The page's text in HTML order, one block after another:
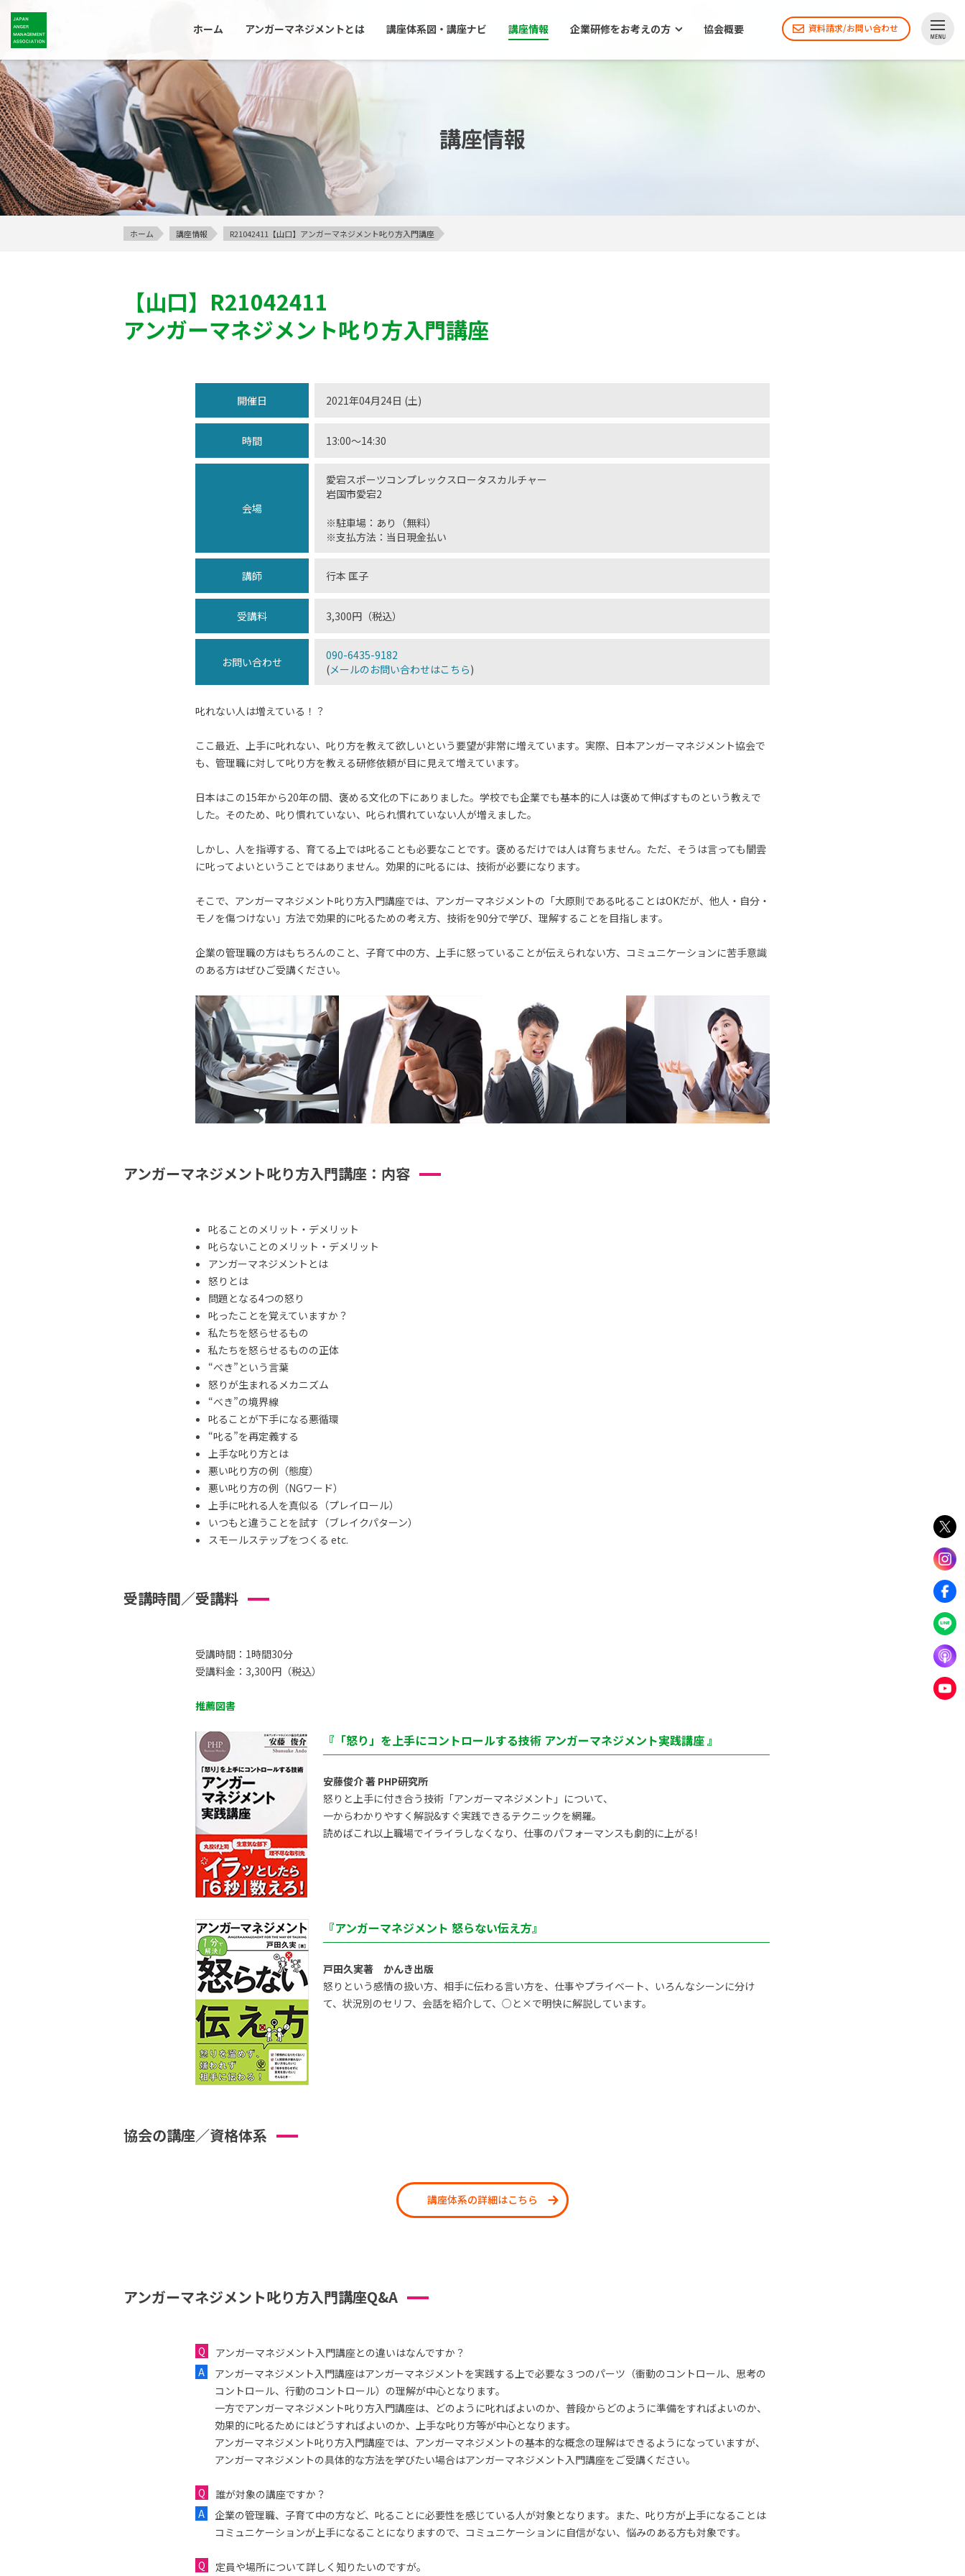
ホーム アンガーマネジメントとは 講座体系図・講座ナビ 講座情報 企業研修をお考えの方 協会概要 資料請求/お問い合わせ
講座情報
ホーム 講座情報 R21042411【山口】アンガーマネジメント叱り方入門講座
【山口】 R21042411
アンガーマネジメント叱り方入門講座
開催日 2021年04月24日 (土)
時間 13:00〜14:30
会場
愛宕スポーツコンプレックスロータスカルチャー
岩国市愛宕2
※駐車場：あり（無料）
※支払方法：当日現金払い
講師 行本 匡子
受講料 3,300円（税込）
お問い合わせ
090-6435-9182
(メールのお問い合わせはこちら)
叱れない人は増えている！？
ここ最近、上手に叱れない、叱り方を教えて欲しいという要望が非常に増えています。実際、日本アンガーマネジメント協会で
も、管理職に対して叱り方を教える研修依頼が目に見えて増えています。
日本はこの15年から20年の間、褒める文化の下にありました。学校でも企業でも基本的に人は褒めて伸ばすものという教えで
した。そのため、叱り慣れていない、叱られ慣れていない人が増えました。
しかし、人を指導する、育てる上では叱ることも必要なことです。褒めるだけでは人は育ちません。ただ、そうは言っても闇雲
に叱ってよいということではありません。効果的に叱るには、技術が必要になります。
そこで、アンガーマネジメント叱り方入門講座では、アンガーマネジメントの「大原則である叱ることはOKだが、他人・自分・
モノを傷つけない」方法で効果的に叱るための考え方、技術を90分で学び、理解することを目指します。
企業の管理職の方はもちろんのこと、子育て中の方、上手に怒っていることが伝えられない方、コミュニケーションに苦手意識
のある方はぜひご受講ください。
アンガーマネジメント叱り方入門講座：内容
叱ることのメリット・デメリット
叱らないことのメリット・デメリット
アンガーマネジメントとは
怒りとは
問題となる4つの怒り
叱ったことを覚えていますか？
私たちを怒らせるもの
私たちを怒らせるものの正体
“べき”という言葉
怒りが生まれるメカニズム
“べき”の境界線
叱ることが下手になる悪循環
“叱る”を再定義する
上手な叱り方とは
悪い叱り方の例（態度）
悪い叱り方の例（NGワード）
上手に叱れる人を真似る（プレイロール）
いつもと違うことを試す（ブレイクパターン）
スモールステップをつくる etc.
受講時間／受講料
受講時間：1時間30分
受講料金：3,300円（税込）
推薦図書
『「怒り」を上手にコントロールする技術 アンガーマネジメント実践講座 』
安藤俊介 著 PHP研究所
怒りと上手に付き合う技術「アンガーマネジメント」について、
一からわかりやすく解説&すぐ実践できるテクニックを網羅。
読めばこれ以上職場でイライラしなくなり、仕事のパフォーマンスも劇的に上がる!
『アンガーマネジメント 怒らない伝え方』
戸田久実著 かんき出版
怒りという感情の扱い方、相手に伝わる言い方を、仕事やプライベート、いろんなシーンに分け
て、状況別のセリフ、会話を紹介して、○と×で明快に解説しています。
協会の講座／資格体系
講座体系の詳細はこちら
アンガーマネジメント叱り方入門講座Q&A
アンガーマネジメント入門講座との違いはなんですか？
アンガーマネジメント入門講座はアンガーマネジメントを実践する上で必要な３つのパーツ（衝動のコントロール、思考の
コントロール、行動のコントロール）の理解が中心となります。
一方でアンガーマネジメント叱り方入門講座は、どのように叱ればよいのか、普段からどのように準備をすればよいのか、
効果的に叱るためにはどうすればよいのか、上手な叱り方等が中心となります。
アンガーマネジメント叱り方入門講座では、アンガーマネジメントの基本的な概念の理解はできるようになっていますが、
アンガーマネジメントの具体的な方法を学びたい場合はアンガーマネジメント入門講座をご受講ください。
誰が対象の講座ですか？
企業の管理職、子育て中の方など、叱ることに必要性を感じている人が対象となります。また、叱り方が上手になることは
コミュニケーションが上手になることになりますので、コミュニケーションに自信がない、悩みのある方も対象です。
定員や場所について詳しく知りたいのですが。